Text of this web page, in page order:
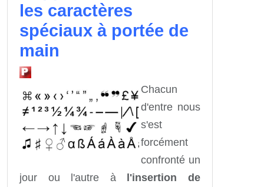
les caractères
spéciaux à portée de
main
Chacun
d'entre nous
s'est
forcément
confronté un
jour ou l'autre à
l'insertion de